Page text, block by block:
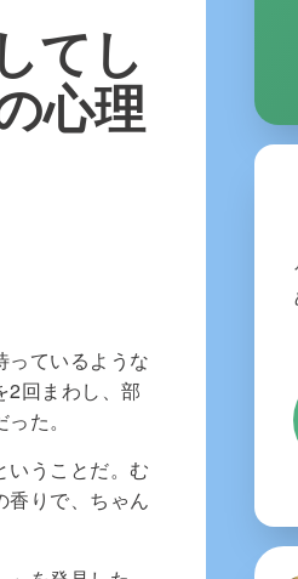
てし
心理
っているような
2回まわし、部
た。
いうことだ。む
香りで、ちゃん